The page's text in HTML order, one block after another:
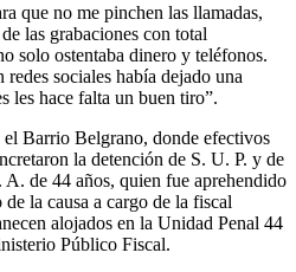
que no me pinchen las llamadas,
las grabaciones con total
solo ostentaba dinero y teléfonos.
sociales había dejado una
les hace falta un buen tiro”.
Barrio Belgrano, donde efectivos
la detención de S. U. P. y de
de 44 años, quien fue aprehendido
la causa a cargo de la fiscal
alojados en la Unidad Penal 44
Público Fiscal.